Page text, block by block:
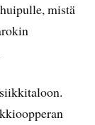
mistä